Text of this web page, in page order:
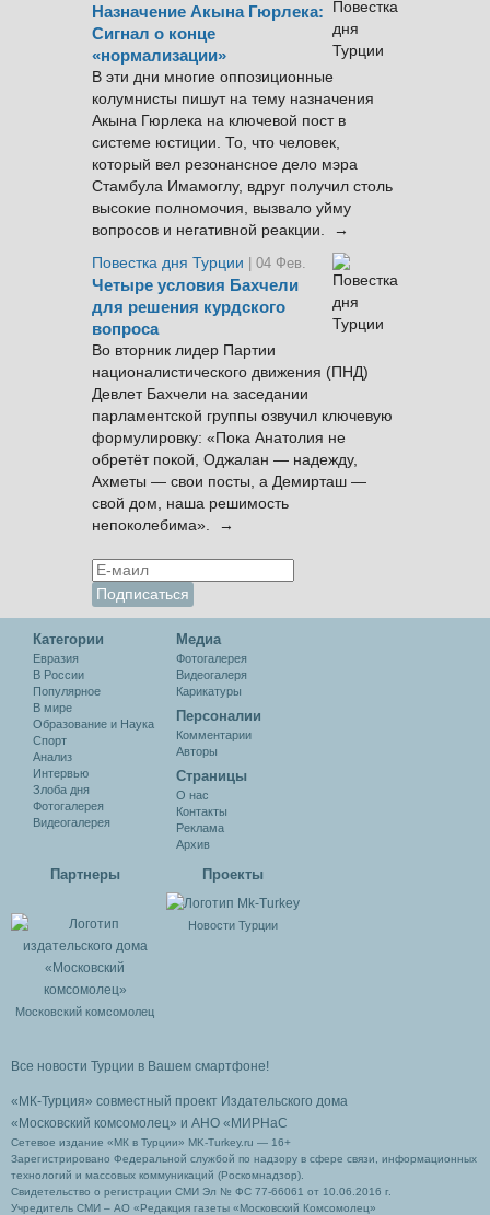
Назначение Акына Гюрлека:
Сигнал о конце
«нормализации»
В эти дни многие оппозиционные
колумнисты пишут на тему назначения
Акына Гюрлека на ключевой пост в
системе юстиции. То, что человек,
который вел резонансное дело мэра
Стамбула Имамоглу, вдруг получил столь
высокие полномочия, вызвало уйму
вопросов и негативной реакции. →
Повестка дня Турции
| 04 Фев.
Четыре условия Бахчели
для решения курдского
вопроса
Во вторник лидер Партии
националистического движения (ПНД)
Девлет Бахчели на заседании
парламентской группы озвучил ключевую
формулировку: «Пока Анатолия не
обретёт покой, Оджалан — надежду,
Ахметы — свои посты, а Демирташ —
свой дом, наша решимость
непоколебима». →
Категории
Евразия
В России
Популярное
В мире
Образование и Наука
Спорт
Анализ
Интервью
Злоба дня
Фотогалерея
Видеогалерея
Медиа
Фотогалерея
Видеогалеря
Карикатуры
Персоналии
Комментарии
Авторы
Cтраницы
О нас
Контакты
Реклама
Архив
Партнеры
Московский комсомолец
Проекты
Новости Турции
Все новости Турции в Вашем смартфоне!
«МК-Турция» совместный проект Издательского дома
«Московский комсомолец» и АНО «МИРНаС
Сетевое издание «МК в Турции» MK-Turkey.ru — 16+
Зарегистрировано Федеральной службой по надзору в сфере связи, информационных
технологий и массовых коммуникаций (Роскомнадзор).
Свидетельство о регистрации СМИ Эл № ФС 77-66061 от 10.06.2016 г.
Учредитель СМИ – АО «Редакция газеты «Московский Комсомолец»